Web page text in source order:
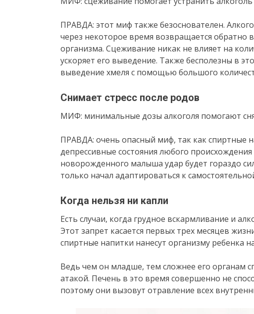
ПРАВДА: этот миф также безоснователен.
через некоторое время возвращается обратно
организма. Сцеживание никак не влияет на
ускоряет его выведение. Также бесполезны в
выведение хмеля с помощью большого
Снимает стресс после родов
МИФ: минимальные дозы алкоголя помогают
ПРАВДА: очень опасный миф, так как спиртные
депрессивные состояния любого
новорожденного малыша удар будет гораздо
только начал адаптироваться к
Когда нельзя ни капли
Есть случаи, когда грудное вскармливание и
Этот запрет касается первых трех месяцев
спиртные напитки нанесут организму ребенка
Ведь чем он младше, тем сложнее его органам
атакой. Печень в это время совершенно не
поэтому они вызовут отравление всех